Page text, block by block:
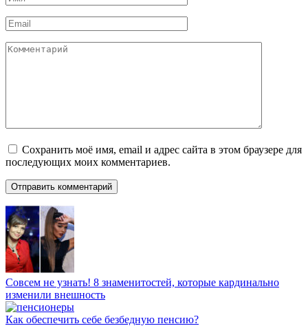
*
Email
*
Комментарий
Сохранить моё имя, email и адрес сайта в этом браузере для
последующих моих комментариев.
Совсем не узнать! 8 знаменитостей, которые кардинально
изменили внешность
Как обеспечить себе безбедную пенсию?